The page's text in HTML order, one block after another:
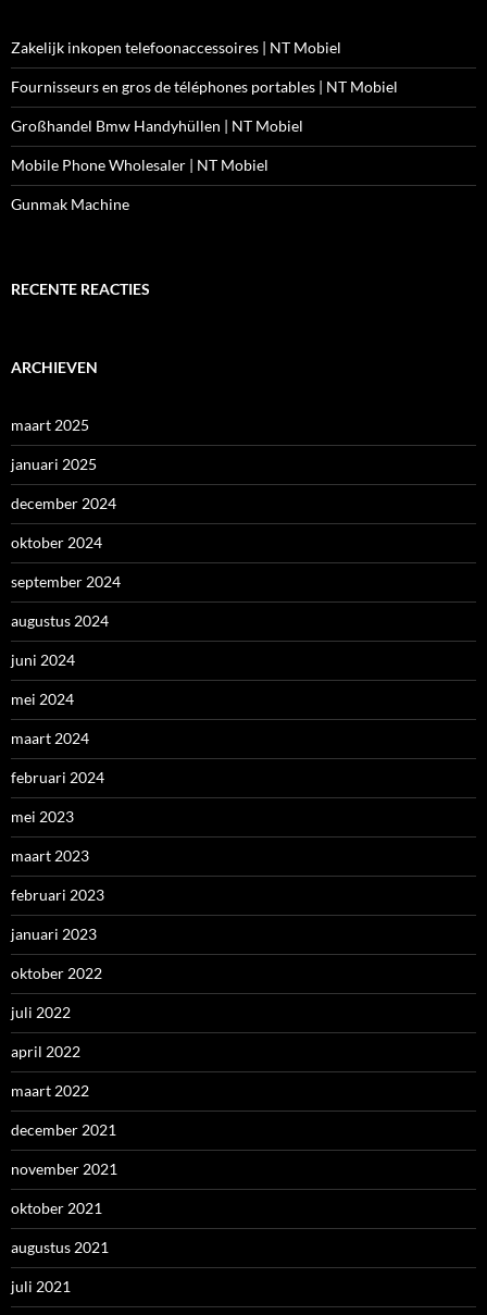
Zakelijk inkopen telefoonaccessoires | NT Mobiel
Fournisseurs en gros de téléphones portables | NT Mobiel
Großhandel Bmw Handyhüllen | NT Mobiel
Mobile Phone Wholesaler | NT Mobiel
Gunmak Machine
RECENTE REACTIES
ARCHIEVEN
maart 2025
januari 2025
december 2024
oktober 2024
september 2024
augustus 2024
juni 2024
mei 2024
maart 2024
februari 2024
mei 2023
maart 2023
februari 2023
januari 2023
oktober 2022
juli 2022
april 2022
maart 2022
december 2021
november 2021
oktober 2021
augustus 2021
juli 2021